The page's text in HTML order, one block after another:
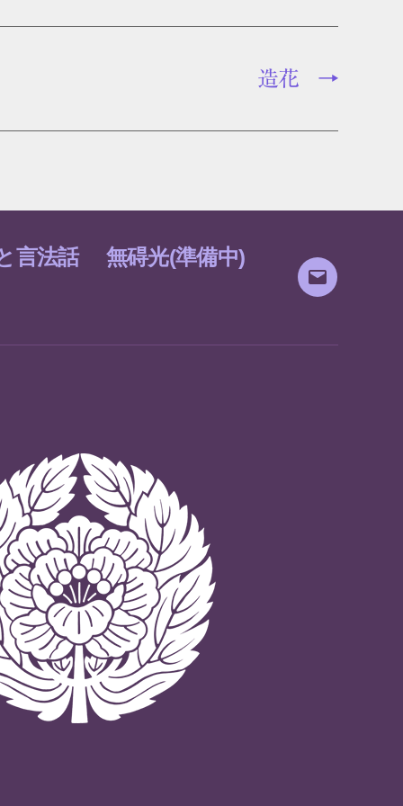
→
造花
言法話
無碍光(準備中)
メ